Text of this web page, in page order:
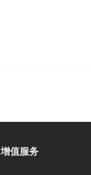
增值服务